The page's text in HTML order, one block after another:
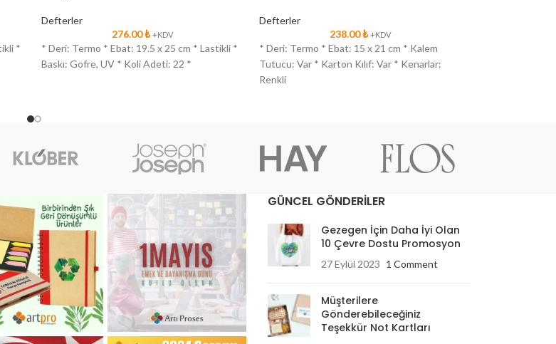
*
Defterler
276.00₺ +KDV
* Deri: Termo * Ebat: 19.5 x 25 cm * Lastikli *
Baskı: Gofre, UV * Koli Adeti: 22 *
Defterler
238.00₺ +KDV
* Deri: Termo * Ebat: 15 x 21 cm * Kalem
Tutucu: Var * Karton Kılıf: Var * Kenarlar:
Renkli
GÜNCEL GÖNDERİLER
Gezegen İçin Daha İyi Olan
10 Çevre Dostu Promosyon
27 Eylül 2023 1 Comment
Müşterilere
Gönderebileceğiniz
Teşekkür Not Kartları